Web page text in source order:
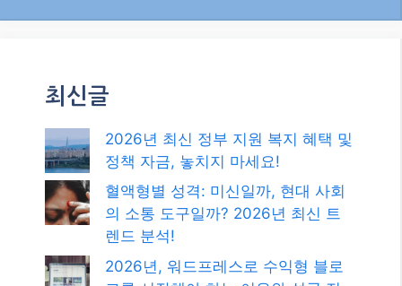
최신글
2026년 최신 정부 지원 복지 혜택 및
정책 자금, 놓치지 마세요!
혈액형별 성격: 미신일까, 현대 사회
의 소통 도구일까? 2026년 최신 트
렌드 분석!
2026년, 워드프레스로 수익형 블로